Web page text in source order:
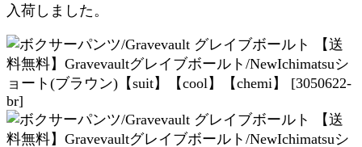
入荷しました。